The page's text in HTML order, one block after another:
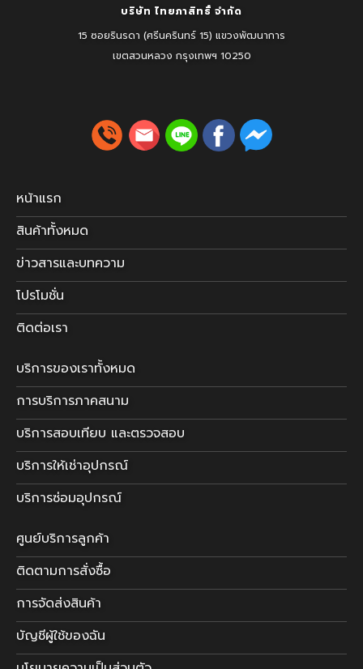
บริษัท ไทยภาสิทธิ์ จำกัด
15 ซอยรินรดา (ศรีนครินทร์ 15) แขวงพัฒนาการ
เขตสวนหลวง กรุงเทพฯ 10250
หน้าแรก
สินค้าทั้งหมด
ข่าวสารและบทความ
โปรโมชั่น
ติดต่อเรา
บริการของเราทั้งหมด
การบริการภาคสนาม
บริการสอบเทียบ และตรวจสอบ
บริการให้เช่าอุปกรณ์
บริการซ่อมอุปกรณ์
ศูนย์บริการลูกค้า
ติดตามการสั่งซื้อ
การจัดส่งสินค้า
บัญชีผู้ใช้ของฉัน